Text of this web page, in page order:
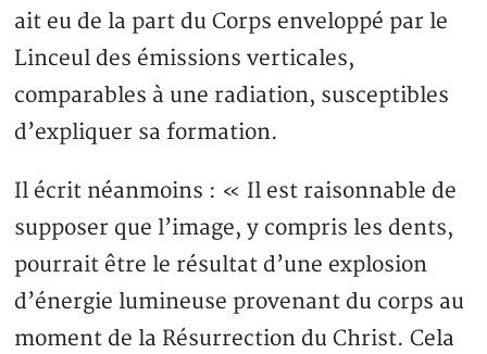
ait eu de la part du Corps enveloppé par le
Linceul des émissions verticales,
comparables à une radiation, susceptibles
d’expliquer sa formation.
Il écrit néanmoins : « Il est raisonnable de
supposer que l’image, y compris les dents,
pourrait être le résultat d’une explosion
d’énergie lumineuse provenant du corps au
moment de la Résurrection du Christ. Cela